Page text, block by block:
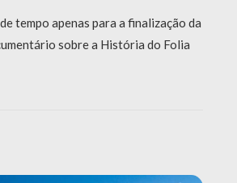
tempo apenas para a finalização da
sobre a História do Folia